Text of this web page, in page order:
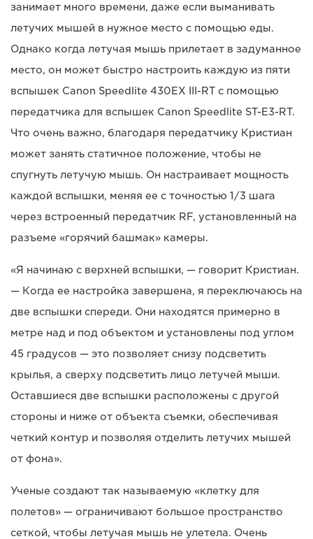
занимает много времени, даже если выманивать
летучих мышей в нужное место с помощью еды.
Однако когда летучая мышь прилетает в задуманное
место, он может быстро настроить каждую из пяти
вспышек Canon Speedlite 430EX III-RT с помощью
передатчика для вспышек Canon Speedlite ST-E3-RT.
Что очень важно, благодаря передатчику Кристиан
может занять статичное положение, чтобы не
спугнуть летучую мышь. Он настраивает мощность
каждой вспышки, меняя ее с точностью 1/3 шага
через встроенный передатчик RF, установленный на
разъеме «горячий башмак» камеры.
«Я начинаю с верхней вспышки, — говорит Кристиан.
— Когда ее настройка завершена, я переключаюсь на
две вспышки спереди. Они находятся примерно в
метре над и под объектом и установлены под углом
45 градусов — это позволяет снизу подсветить
крылья, а сверху подсветить лицо летучей мыши.
Оставшиеся две вспышки расположены с другой
стороны и ниже от объекта съемки, обеспечивая
четкий контур и позволяя отделить летучих мышей
от фона».
Ученые создают так называемую «клетку для
полетов» — ограничивают большое пространство
сеткой, чтобы летучая мышь не улетела. Очень